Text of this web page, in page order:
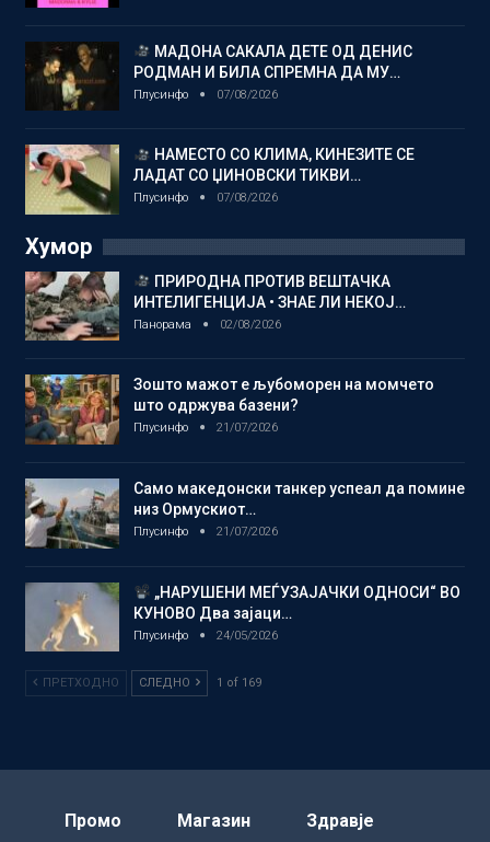
МАДОНА САКАЛА ДЕТЕ ОД ДЕНИС
РОДМАН И БИЛА СПРЕМНА ДА МУ…
Плусинфо 07/08/2026
НАМЕСТО СО КЛИМА, КИНЕЗИТЕ СЕ
ЛАДАТ СО ЏИНОВСКИ ТИКВИ…
Плусинфо 07/08/2026
Хумор
ПРИРОДНА ПРОТИВ ВЕШТАЧКА
ИНТЕЛИГЕНЦИЈА • ЗНАЕ ЛИ НЕКОЈ…
Панорама 02/08/2026
Зошто мажот е љубоморен на момчето
што одржува базени?
Плусинфо 21/07/2026
Само македонски танкер успеал да помине
низ Ормускиот…
Плусинфо 21/07/2026
„НАРУШЕНИ МЕЃУЗАЈАЧКИ ОДНОСИ“ ВО
КУНОВО Два зајаци…
Плусинфо 24/05/2026
ПРЕТХОДНО СЛЕДНО 1 of 169
Промо Магазин Здравје